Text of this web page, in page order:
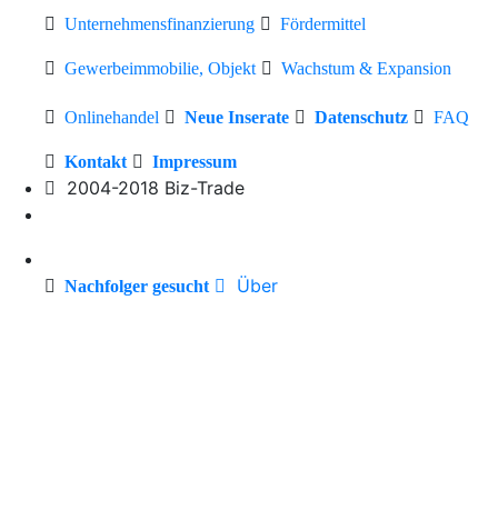
Unternehmensfinanzierung Fördermittel
Gewerbeimmobilie, Objekt Wachstum & Expansion
Onlinehandel Neue Inserate Datenschutz FAQ
Kontakt Impressum
2004-2018 Biz-Trade
Nachfolger gesucht Über